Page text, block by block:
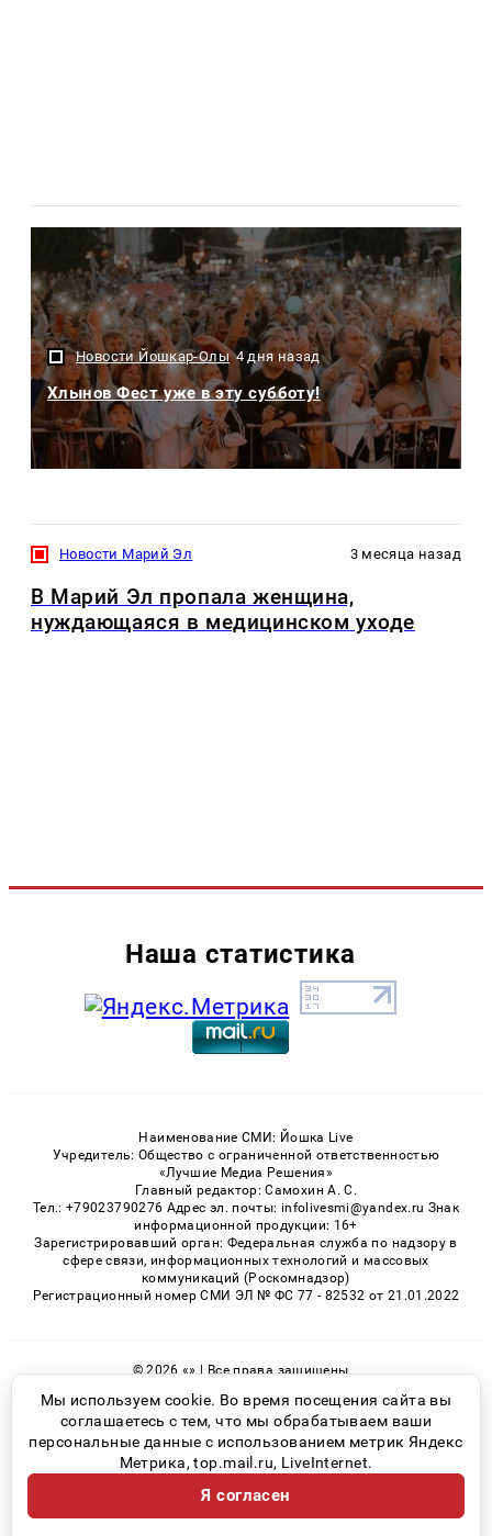
Новости Йошкар-Олы 4 дня назад
Хлынов Фест уже в эту субботу!
Новости Марий Эл 3 месяца назад
В Марий Эл пропала женщина,
нуждающаяся в медицинском уходе
Наша статистика
Наименование СМИ: Йошка Live
Учредитель: Общество с ограниченной ответственностью
«Лучшие Медиа Решения»
Главный редактор: Самохин А. С.
Тел.: +79023790276 Адрес эл. почты: infolivesmi@yandex.ru Знак
информационной продукции: 16+
Зарегистрировавший орган: Федеральная служба по надзору в
сфере связи, информационных технологий и массовых
коммуникаций (Роскомнадзор)
Регистрационный номер СМИ ЭЛ № ФС 77 - 82532 от 21.01.2022
© 2026 «» | Все права защищены
Возрастная категория сайта 16+
Политика конфиденциальности
Мы используем cookie. Во время посещения сайта вы
соглашаетесь с тем, что мы обрабатываем ваши
персональные данные с использованием метрик Яндекс
Метрика, top.mail.ru, LiveInternet.
Я согласен